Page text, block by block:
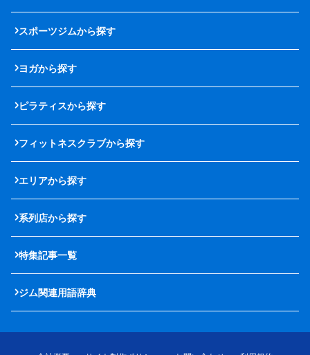
スポーツジムから探す
ヨガから探す
ピラティスから探す
フィットネスクラブから探す
エリアから探す
系列店から探す
特集記事一覧
ジム関連用語辞典